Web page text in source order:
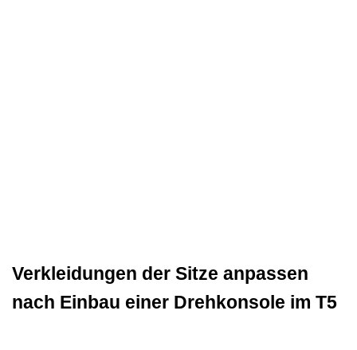
Verkleidungen der Sitze anpassen
nach Einbau einer Drehkonsole im T5